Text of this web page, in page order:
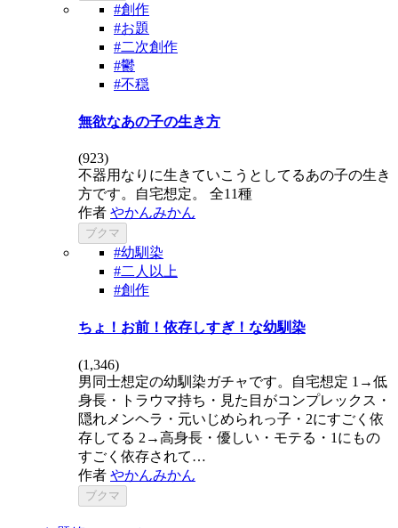
#創作
#お題
#二次創作
#鬱
#不穏
無欲なあの子の生き方
(923)
不器用なりに生きていこうとしてるあの子の生き
方です。自宅想定。 全11種
作者 やかんみかん
ブクマ
#幼馴染
#二人以上
#創作
ちょ！お前！依存しすぎ！な幼馴染
(1,346)
男同士想定の幼馴染ガチャです。自宅想定 1→低
身長・トラウマ持ち・見た目がコンプレックス・
隠れメンヘラ・元いじめられっ子・2にすごく依
存してる 2→高身長・優しい・モテる・1にもの
すごく依存されて…
作者 やかんみかん
ブクマ